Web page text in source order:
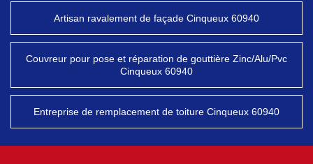
Artisan ravalement de façade Cinqueux 60940
Couvreur pour pose et réparation de gouttière Zinc/Alu/Pvc
Cinqueux 60940
Entreprise de remplacement de toiture Cinqueux 60940